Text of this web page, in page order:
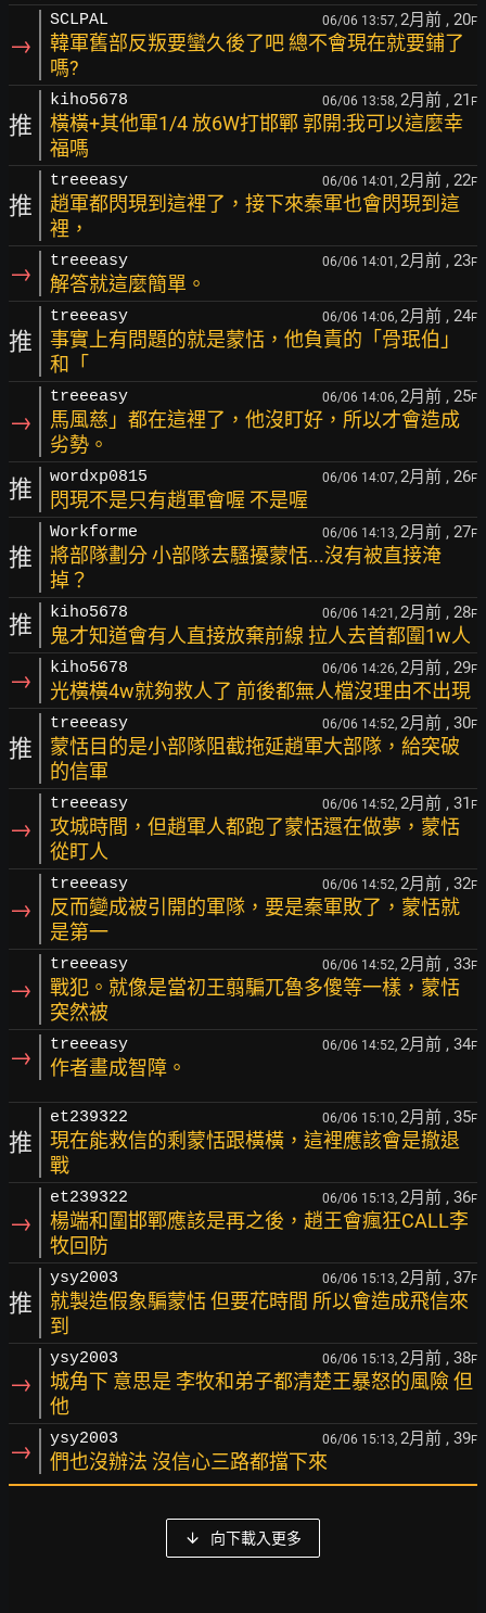
→
SCLPAL 06/06 13:57, 2月前 , 20F
韓軍舊部反叛要蠻久後了吧 總不會現在就要鋪了
嗎?
推
kiho5678 06/06 13:58, 2月前 , 21 F
橫橫+其他軍1/4 放6W打邯鄲 郭開:我可以這麼幸
福嗎
推
treeeasy 06/06 14:01, 2月前 , 22F
趙軍都閃現到這裡了，接下來秦軍也會閃現到這
裡，
→ treeeasy 06/06 14:01, 2月前 , 23F
解答就這麼簡單。
推
treeeasy 06/06 14:06, 2月前 , 24F
事實上有問題的就是蒙恬，他負責的「骨珉伯」
和「
→
treeeasy 06/06 14:06, 2月前 , 25F
馬風慈」都在這裡了，他沒盯好，所以才會造成
劣勢。
推 wordxp0815 06/06 14:07, 2月前 , 26F
閃現不是只有趙軍會喔 不是喔
推
Workforme 06/06 14:13, 2月前 , 27F
將部隊劃分 小部隊去騷擾蒙恬...沒有被直接淹
掉？
推 kiho5678 06/06 14:21, 2月前 , 28F
鬼才知道會有人直接放棄前線 拉人去首都圍1w人
→ kiho5678 06/06 14:26, 2月前 , 29F
光橫橫4w就夠救人了 前後都無人檔沒理由不出現
推
treeeasy 06/06 14:52, 2月前 , 30F
蒙恬目的是小部隊阻截拖延趙軍大部隊，給突破
的信軍
→
treeeasy 06/06 14:52, 2月前 , 31 F
攻城時間，但趙軍人都跑了蒙恬還在做夢，蒙恬
從盯人
→
treeeasy 06/06 14:52, 2月前 , 32F
反而變成被引開的軍隊，要是秦軍敗了，蒙恬就
是第一
→
treeeasy 06/06 14:52, 2月前 , 33F
戰犯。就像是當初王翦騙兀魯多傻等一樣，蒙恬
突然被
→ treeeasy 06/06 14:52, 2月前 , 34F
作者畫成智障。
推
et239322 06/06 15:10, 2月前 , 35F
現在能救信的剩蒙恬跟橫橫，這裡應該會是撤退
戰
→
et239322 06/06 15:13, 2月前 , 36F
楊端和圍邯鄲應該是再之後，趙王會瘋狂CALL李
牧回防
推
ysy2003 06/06 15:13, 2月前 , 37F
就製造假象騙蒙恬 但要花時間 所以會造成飛信來
到
→
ysy2003 06/06 15:13, 2月前 , 38F
城角下 意思是 李牧和弟子都清楚王暴怒的風險 但
他
→ ysy2003 06/06 15:13, 2月前 , 39F
們也沒辦法 沒信心三路都擋下來
向下載入更多